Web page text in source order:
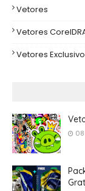
Vetores
Vetores
Vetores